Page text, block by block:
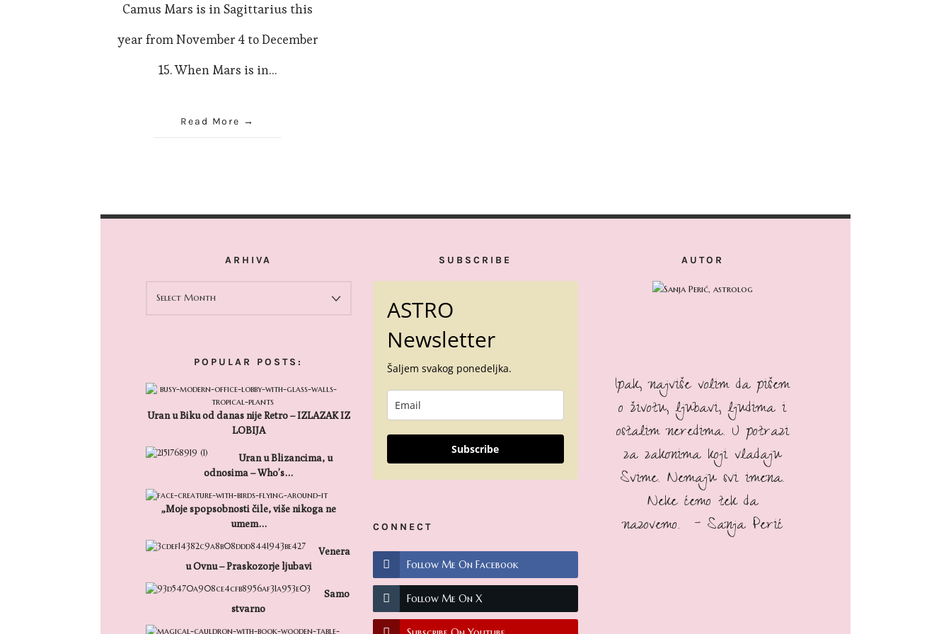
Camus Mars is in Sagittarius this
year from November 4 to December
15. When Mars is in…
Read More
ARHIVA
POPULAR POSTS:
Uran u Biku od danas nije Retro – IZLAZAK IZ
LOBIJA
Uran u Blizancima, u
odnosima – Who’s…
„Moje spopsobnosti čile, više nikoga ne
umem…
Venera
u Ovnu – Praskozorje ljubavi
Samo
stvarno
SUBSCRIBE
ASTRO
Newsletter
Šaljem svakog ponedeljka.
Subscribe
CONNECT
Follow Me On Facebook
Follow Me On X
AUTOR
Ipak, najviše volim da pišem
o životu, ljubavi, ljudima i
ostalim neredima. U potrazi
za zakonima koji vladaju
Svime. Nemaju svi imena.
Neke ćemo tek da
nazovemo. - Sanja Perić